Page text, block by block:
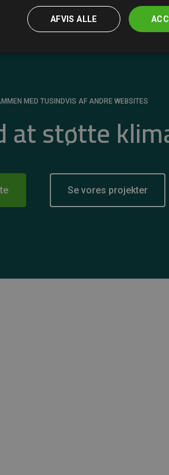
MED TUSINDVIS AF ANDRE WEBSITES
at støtte
Se vores projekter
AFVIS ALLE